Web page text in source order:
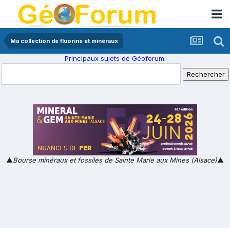
Ma collection de fluorine et minéraux
Principaux sujets de Géoforum.
▲Bourse minéraux et fossiles de Sainte Marie aux Mines (Alsace)▲